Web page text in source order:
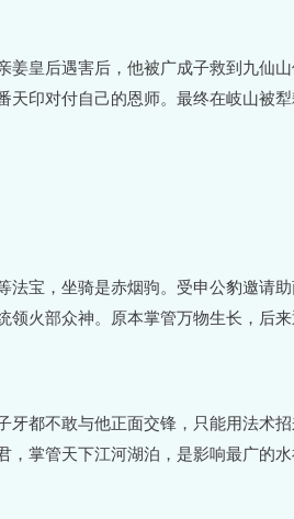
皇后遇害后，他被广成子救到九仙
印对付自己的恩师。最终在岐山被
宝，坐骑是赤烟驹。受申公豹邀请
火部众神。原本掌管万物生长，后来
都不敢与他正面交锋，只能用法术
掌管天下江河湖泊，是影响最广的水